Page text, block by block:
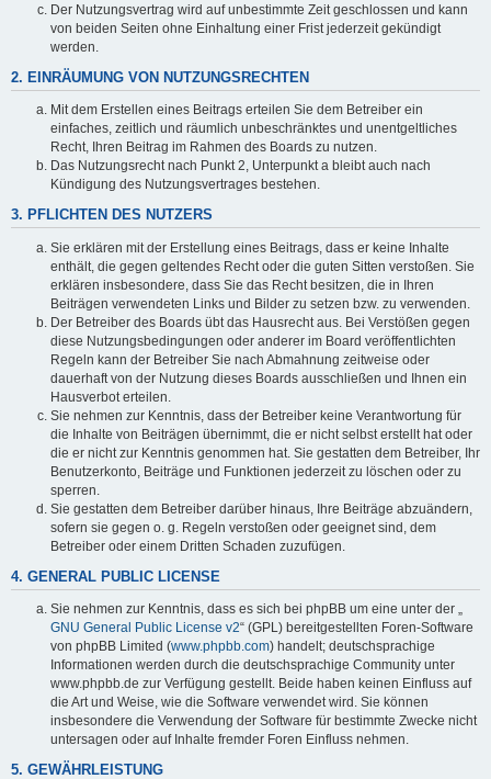
Der Nutzungsvertrag wird auf unbestimmte Zeit geschlossen und kann
von beiden Seiten ohne Einhaltung einer Frist jederzeit gekündigt
werden.
2. EINRÄUMUNG VON NUTZUNGSRECHTEN
Mit dem Erstellen eines Beitrags erteilen Sie dem Betreiber ein
einfaches, zeitlich und räumlich unbeschränktes und unentgeltliches
Recht, Ihren Beitrag im Rahmen des Boards zu nutzen.
Das Nutzungsrecht nach Punkt 2, Unterpunkt a bleibt auch nach
Kündigung des Nutzungsvertrages bestehen.
3. PFLICHTEN DES NUTZERS
Sie erklären mit der Erstellung eines Beitrags, dass er keine Inhalte
enthält, die gegen geltendes Recht oder die guten Sitten verstoßen. Sie
erklären insbesondere, dass Sie das Recht besitzen, die in Ihren
Beiträgen verwendeten Links und Bilder zu setzen bzw. zu verwenden.
Der Betreiber des Boards übt das Hausrecht aus. Bei Verstößen gegen
diese Nutzungsbedingungen oder anderer im Board veröffentlichten
Regeln kann der Betreiber Sie nach Abmahnung zeitweise oder
dauerhaft von der Nutzung dieses Boards ausschließen und Ihnen ein
Hausverbot erteilen.
Sie nehmen zur Kenntnis, dass der Betreiber keine Verantwortung für
die Inhalte von Beiträgen übernimmt, die er nicht selbst erstellt hat oder
die er nicht zur Kenntnis genommen hat. Sie gestatten dem Betreiber, Ihr
Benutzerkonto, Beiträge und Funktionen jederzeit zu löschen oder zu
sperren.
Sie gestatten dem Betreiber darüber hinaus, Ihre Beiträge abzuändern,
sofern sie gegen o. g. Regeln verstoßen oder geeignet sind, dem
Betreiber oder einem Dritten Schaden zuzufügen.
4. GENERAL PUBLIC LICENSE
Sie nehmen zur Kenntnis, dass es sich bei phpBB um eine unter der „
GNU General Public License v2“ (GPL) bereitgestellten Foren-Software
von phpBB Limited (www.phpbb.com) handelt; deutschsprachige
Informationen werden durch die deutschsprachige Community unter
www.phpbb.de zur Verfügung gestellt. Beide haben keinen Einfluss auf
die Art und Weise, wie die Software verwendet wird. Sie können
insbesondere die Verwendung der Software für bestimmte Zwecke nicht
untersagen oder auf Inhalte fremder Foren Einfluss nehmen.
5. GEWÄHRLEISTUNG